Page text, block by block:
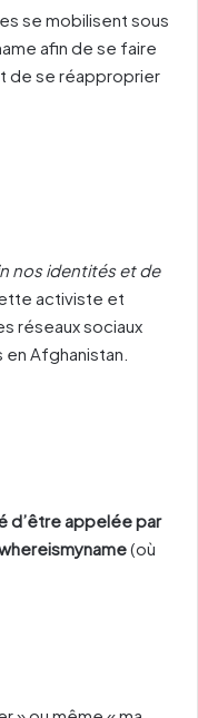
se mobilisent sous
afin de se faire
de se réapproprier
nos identités et de
activiste et
réseaux sociaux
Afghanistan.
d’être appelée par
(où